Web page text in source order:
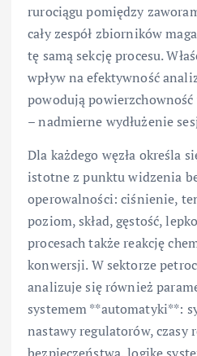
rurociągu pomiędzy
cały zespół zbiorników
tę samą sekcję procesu.
wpływ na efektywność
powodują powierzchowność
– nadmierne wydłużenie
Dla każdego węzła określa
istotne z punktu widzenia
operowalności: ciśnienie,
poziom, skład, gęstość,
procesach także reakcję
konwersji. W sektorze
analizuje się również
systemem **automatyki**:
nastawy regulatorów, czasy